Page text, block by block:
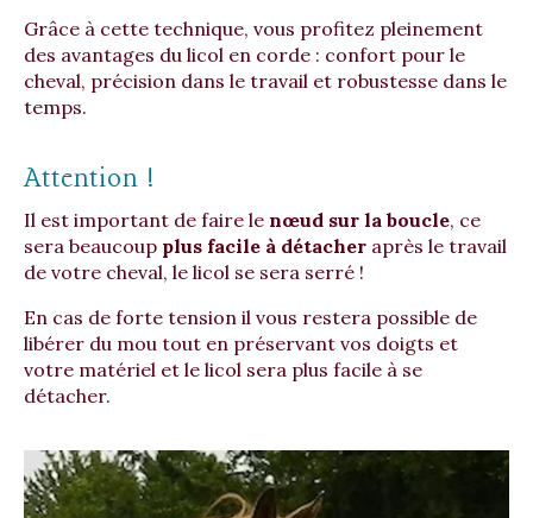
Grâce à cette technique, vous profitez pleinement
des avantages du licol en corde : confort pour le
cheval, précision dans le travail et robustesse dans le
temps.
Attention !
Il est important de faire le nœud sur la boucle, ce
sera beaucoup plus facile à détacher après le travail
de votre cheval, le licol se sera serré !
En cas de forte tension il vous restera possible de
libérer du mou tout en préservant vos doigts et
votre matériel et le licol sera plus facile à se
détacher.